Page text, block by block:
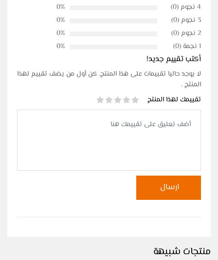
4 نجوم (0)
0%
3 نجوم (0)
0%
2 نجوم (0)
0%
1 نجمة (0)
0%
أكتب تقييم جديد!
لا يوجد حاليا تقييمات على هذا المنتج. كن أول من يضف تقييم لهذا
المنتج .
تقييمك لهذا المنتج
ارسال
منتجات شبيهة